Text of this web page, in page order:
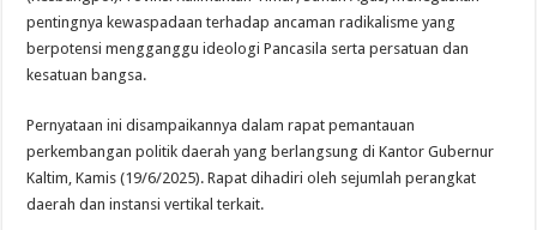
pentingnya kewaspadaan terhadap ancaman radikalisme yang
berpotensi mengganggu ideologi Pancasila serta persatuan dan
kesatuan bangsa.
Pernyataan ini disampaikannya dalam rapat pemantauan
perkembangan politik daerah yang berlangsung di Kantor Gubernur
Kaltim, Kamis (19/6/2025). Rapat dihadiri oleh sejumlah perangkat
daerah dan instansi vertikal terkait.